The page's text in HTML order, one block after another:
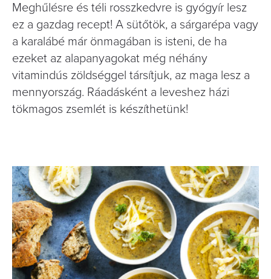
Meghűlésre és téli rosszkedvre is gyógyír lesz
ez a gazdag recept! A sütőtök, a sárgarépa vagy
a karalábé már önmagában is isteni, de ha
ezeket az alapanyagokat még néhány
vitamindús zöldséggel társítjuk, az maga lesz a
mennyország. Ráadásként a leveshez házi
tökmagos zsemlét is készíthetünk!